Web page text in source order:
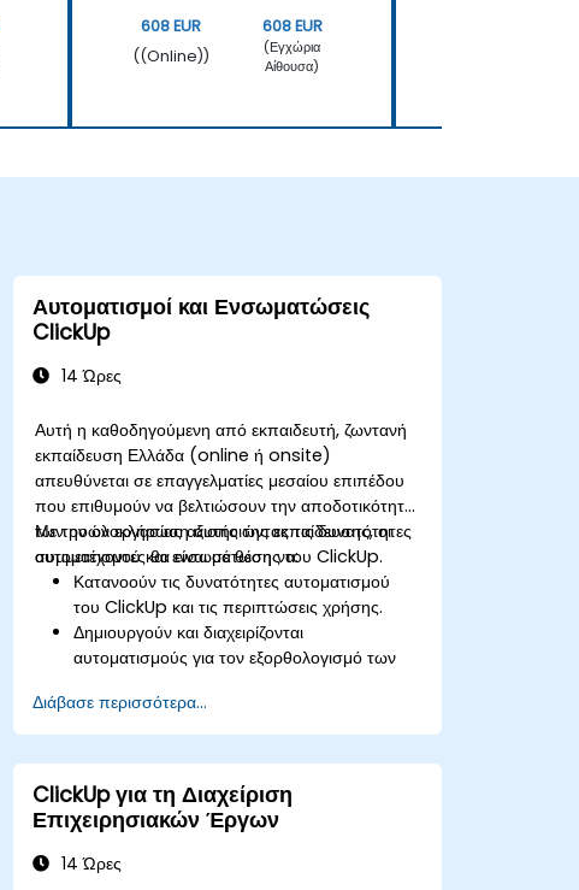
608 EUR
((Online))
608 EUR
(Εγχώρια
Αίθουσα)
Αυτοματισμοί και Ενσωματώσεις
ClickUp
14 Ώρες
Αυτή η καθοδηγούμενη από εκπαιδευτή, ζωντανή
εκπαίδευση Ελλάδα (online ή onsite)
απευθύνεται σε επαγγελματίες μεσαίου επιπέδου
που επιθυμούν να βελτιώσουν την αποδοτικότητα
των ροών εργασίας αξιοποιώντας τις δυνατότητες
αυτοματισμού και ενσωμάτωσης του ClickUp.
Με την ολοκλήρωση αυτής της εκπαίδευσης, οι
συμμετέχοντες θα είναι σε θέση να:
Κατανοούν τις δυνατότητες αυτοματισμού
του ClickUp και τις περιπτώσεις χρήσης.
Δημιουργούν και διαχειρίζονται
αυτοματισμούς για τον εξορθολογισμό των
Ενσωματώνουν το ClickUp με εργαλεία
τρίτων όπως το Slack, το Google Drive και
το Zapier.
Ρυθμίζουν εναύσματα, συνθήκες και ενέργειες
για την αυτοματοποιημένη διαχείριση
εργασιών.
Βελτιστοποιούν τη συνεργασία της ομάδας
Διάβασε περισσότερα...
ClickUp για τη Διαχείριση
Επιχειρησιακών Έργων
14 Ώρες